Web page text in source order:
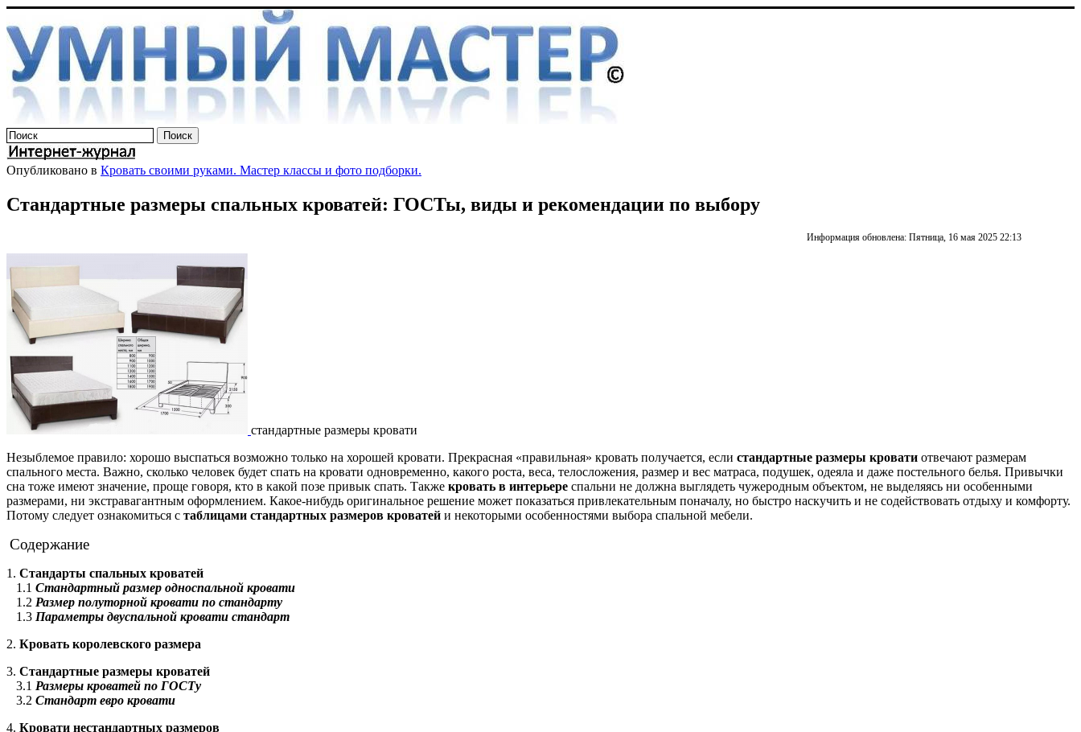
Опубликовано в Кровать своими руками. Мастер классы и фото подборки.
Стандартные размеры спальных кроватей: ГОСТы, виды и рекомендации по выбору
Информация обновлена: Пятница, 16 мая 2025 22:13
стандартные размеры кровати
Незыблемое правило: хорошо выспаться возможно только на хорошей кровати. Прекрасная «правильная» кровать получается, если стандартные размеры кровати отвечают размерам
спального места. Важно, сколько человек будет спать на кровати одновременно, какого роста, веса, телосложения, размер и вес матраса, подушек, одеяла и даже постельного белья. Привычки
сна тоже имеют значение, проще говоря, кто в какой позе привык спать. Также кровать в интерьере спальни не должна выглядеть чужеродным объектом, не выделяясь ни особенными
размерами, ни экстравагантным оформлением. Какое-нибудь оригинальное решение может показаться привлекательным поначалу, но быстро наскучить и не содействовать отдыху и комфорту.
Потому следует ознакомиться с таблицами стандартных размеров кроватей и некоторыми особенностями выбора спальной мебели.
Содержание
1. Стандарты спальных кроватей
1.1 Стандартный размер односпальной кровати
1.2 Размер полуторной кровати по стандарту
1.3 Параметры двуспальной кровати стандарт
2. Кровать королевского размера
3. Стандартные размеры кроватей
3.1 Размеры кроватей по ГОСТу
3.2 Стандарт евро кровати
4. Кровати нестандартных размеров